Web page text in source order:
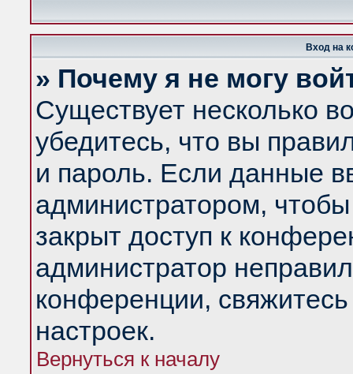
Вход на
» Почему я не могу
Существует несколько
убедитесь, что вы
и пароль. Если данные
администратором,
закрыт доступ к
администратор
конференции,
настроек.
Вернуться к началу